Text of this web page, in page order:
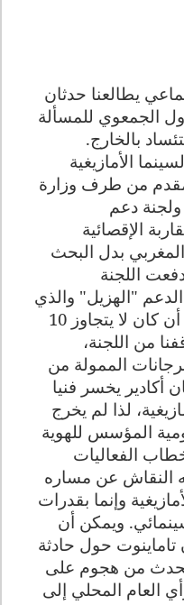
يطالعنا حدثان
الجمعوي للمسألة
بالخارج.
الأمازيغية
من طرف وزارة
ولجنة دعم
الإقصائية
المغربي بدل البحث
اللجنة
"الهزيل" والذي
وصل إلى 50 ألف درهم بعد أن كان لا يتجاوز 10
من اللجنة،
الممولة من
يخسر فنيا
لذا لم يخرج
المؤسس للهوية
الفعاليات
النقاش عن مساره
وإنما بقدرات
ويمكن أن
حول حادثة
من هجوم على
العام المحلي إلى